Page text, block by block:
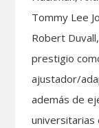
Tommy Lee
Robert
prestigio
ajustador/
además de
universitarias